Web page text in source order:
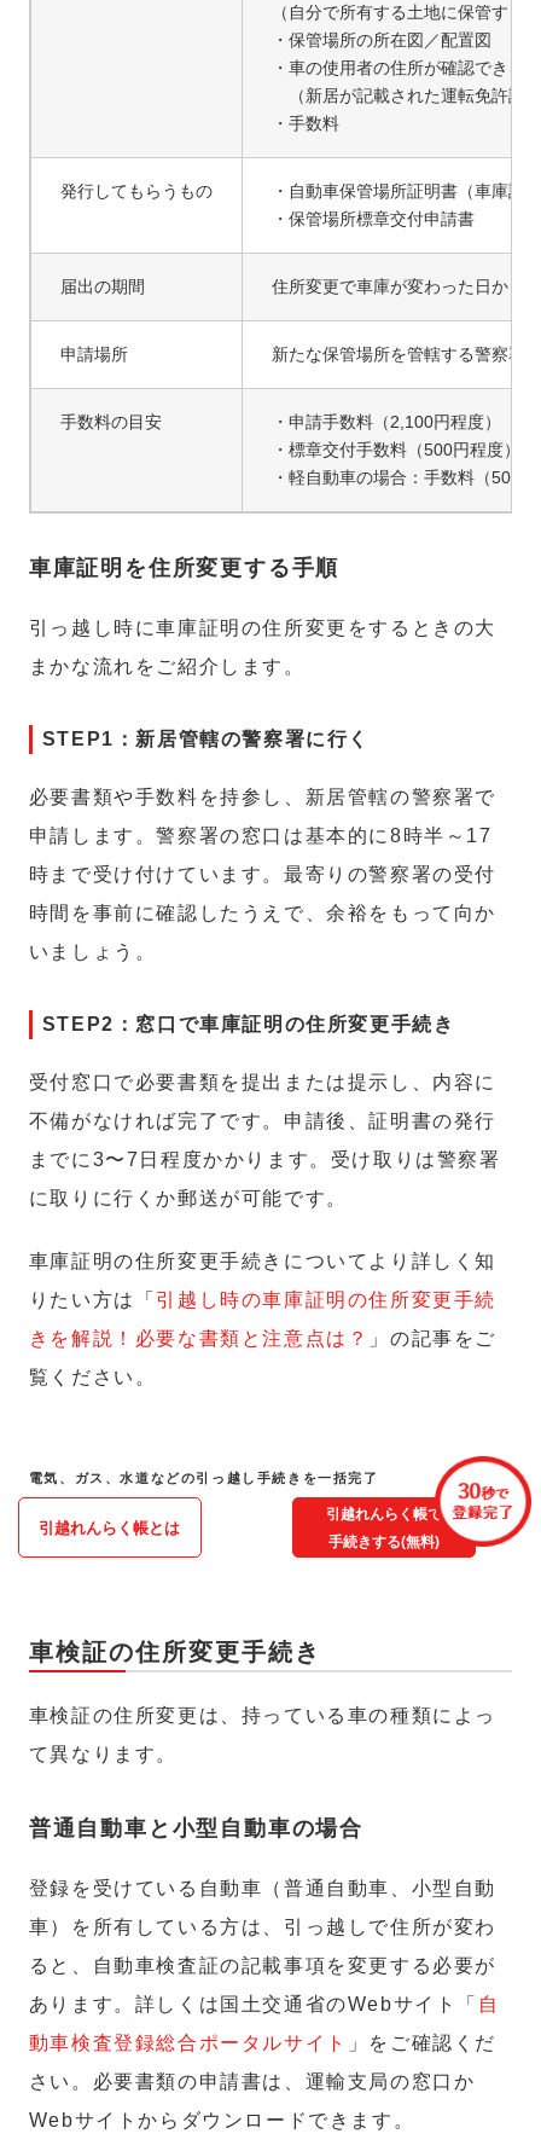
（自分で所有する土地に保管する
・保管場所の所在図／配置図
・車の使用者の住所が確認できる
（新居が記載された運転免許証
・手数料
発行してもらうもの
・自動車保管場所証明書（車庫証
・保管場所標章交付申請書
届出の期間 住所変更で車庫が変わった日から
申請場所 新たな保管場所を管轄する警察署
手数料の目安
・申請手数料（2,100円程度）
・標章交付手数料（500円程度）
・軽自動車の場合：手数料（500
車庫証明を住所変更する手順
引っ越し時に車庫証明の住所変更をするときの大
まかな流れをご紹介します。
STEP1：新居管轄の警察署に行く
必要書類や手数料を持参し、新居管轄の警察署で
申請します。警察署の窓口は基本的に8時半～17
時まで受け付けています。最寄りの警察署の受付
時間を事前に確認したうえで、余裕をもって向か
いましょう。
STEP2：窓口で車庫証明の住所変更手続き
受付窓口で必要書類を提出または提示し、内容に
不備がなければ完了です。申請後、証明書の発行
までに3〜7日程度かかります。受け取りは警察署
に取りに行くか郵送が可能です。
車庫証明の住所変更手続きについてより詳しく知
りたい方は「 引越し時の車庫証明の住所変更手続
きを解説！必要な書類と注意点は？
」の記事をご
覧ください。
電気、ガス、水道などの引っ越し手続きを一括完了
引越れんらく帳とは
引越れんらく帳で
手続きする(無料)
車検証の住所変更手続き
車検証の住所変更は、持っている車の種類によっ
て異なります。
普通自動車と小型自動車の場合
登録を受けている自動車（普通自動車、小型自動
車）を所有している方は、引っ越しで住所が変わ
ると、自動車検査証の記載事項を変更する必要が
あります。詳しくは国土交通省のWebサイト「 自
動車検査登録総合ポータルサイト
」をご確認くだ
さい。必要書類の申請書は、運輸支局の窓口か
Webサイトからダウンロードできます。